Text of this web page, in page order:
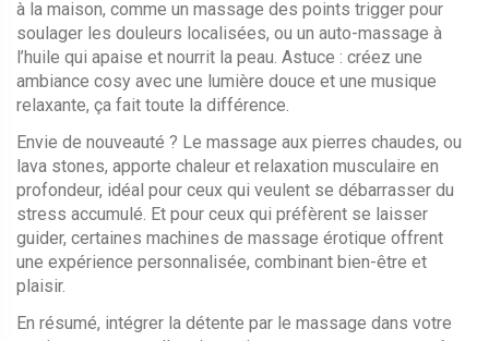
à la maison, comme un massage des points trigger pour
soulager les douleurs localisées, ou un auto-massage à
l’huile qui apaise et nourrit la peau. Astuce : créez une
ambiance cosy avec une lumière douce et une musique
relaxante, ça fait toute la différence.
Envie de nouveauté ? Le massage aux pierres chaudes, ou
lava stones, apporte chaleur et relaxation musculaire en
profondeur, idéal pour ceux qui veulent se débarrasser du
stress accumulé. Et pour ceux qui préfèrent se laisser
guider, certaines machines de massage érotique offrent
une expérience personnalisée, combinant bien-être et
plaisir.
En résumé, intégrer la détente par le massage dans votre